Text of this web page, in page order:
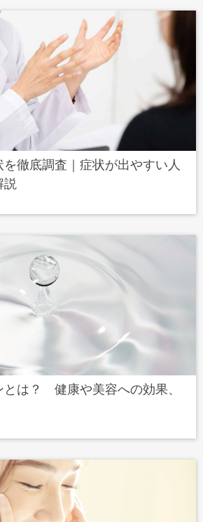
徹底調査｜症状が出やすい人
は？ 健康や美容への効果、